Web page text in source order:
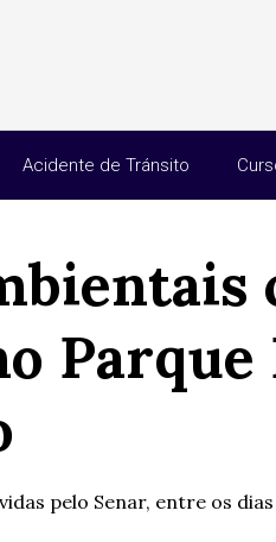
Acidente de Tránsito
Parque
pelo Senar, entre os dias